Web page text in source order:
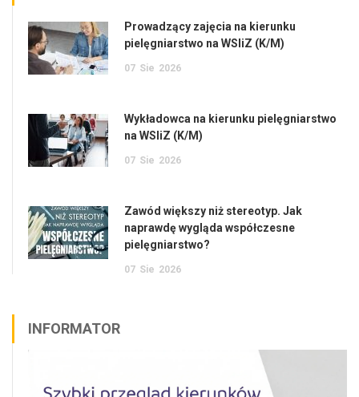
Prowadzący zajęcia na kierunku
pielęgniarstwo na WSIiZ (K/M)
07 Sie 2026
Wykładowca na kierunku pielęgniarstwo
na WSIiZ (K/M)
07 Sie 2026
Zawód większy niż stereotyp. Jak
naprawdę wygląda współczesne
pielęgniarstwo?
07 Sie 2026
INFORMATOR